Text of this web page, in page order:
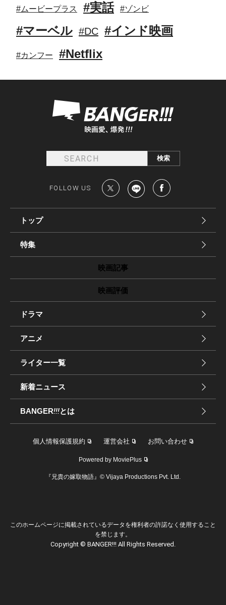
#ムービープラス #実話 #ゾンビ
#マーベル #DC #インド映画
#カンフー #Netflix
FOLLOW US
トップ
特集
映画記事
映画評価
ドラマ
アニメ
ライター一覧
新着ニュース
BANGER!!!とは
個人情報保護規約 運営会社 お問い合わせ
Powered by MoviePlus
『兄貴の嫁取物語』© Vijaya Productions Pvt. Ltd.
このホームページに掲載されているデータを権利者の許諾なく使用すること
を禁じます。
Copyright © BANGER!!! All Rights Reserved.